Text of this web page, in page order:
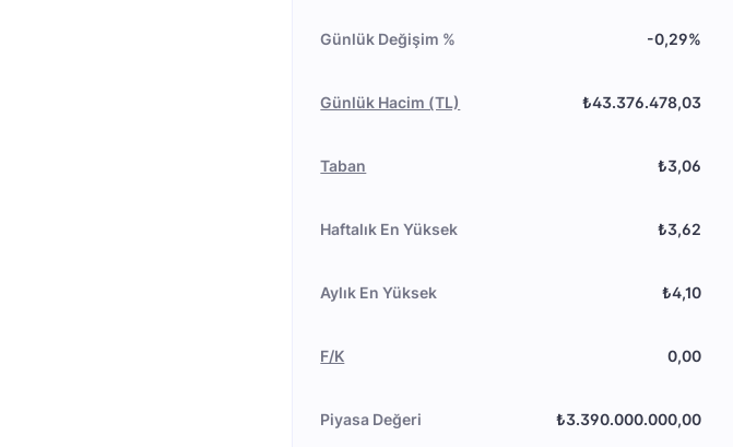
Günlük Değişim % -0,29%
Günlük Hacim (TL) ₺43.376.478,03
Taban ₺3,06
Haftalık En Yüksek ₺3,62
Aylık En Yüksek ₺4,10
F/K 0,00
Piyasa Değeri ₺3.390.000.000,00